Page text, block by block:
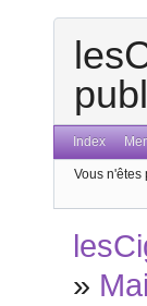
Index
Vous n'êtes
»